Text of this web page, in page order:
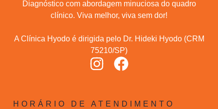
Diagnóstico com abordagem minuciosa do quadro
clínico. Viva melhor, viva sem dor!
A Clínica Hyodo é dirigida pelo Dr. Hideki Hyodo (CRM
75210/SP)
HORÁRIO DE ATENDIMENTO